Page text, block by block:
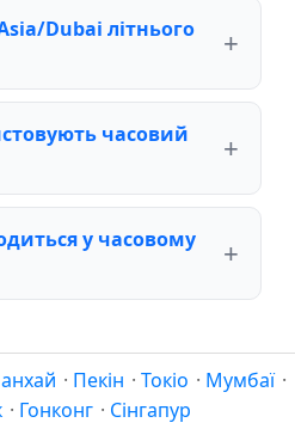
Dubai літнього
часовий
у часовому
· Пекін · Токіо · Мумбаї ·
· Гонконг · Сінгапур